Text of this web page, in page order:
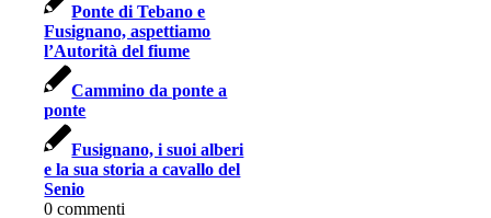
Ponte di Tebano e
Fusignano, aspettiamo
l’Autorità del fiume
Cammino da ponte a
ponte
Fusignano, i suoi alberi
e la sua storia a cavallo del
Senio
0 commenti